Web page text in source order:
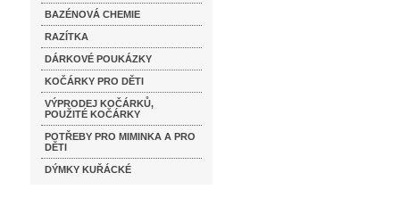
BAZÉNOVÁ CHEMIE
RAZÍTKA
DÁRKOVÉ POUKÁZKY
KOČÁRKY PRO DĚTI
VÝPRODEJ KOČÁRKŮ,
POUŽITÉ KOČÁRKY
POTŘEBY PRO MIMINKA A PRO
DĚTI
DÝMKY KUŘÁCKÉ